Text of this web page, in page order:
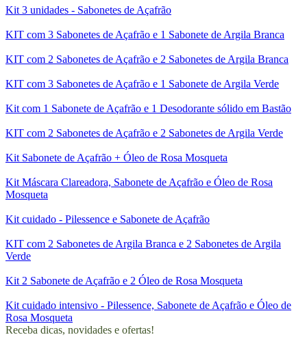
Kit 3 unidades - Sabonetes de Açafrão
KIT com 3 Sabonetes de Açafrão e 1 Sabonete de Argila Branca
KIT com 2 Sabonetes de Açafrão e 2 Sabonetes de Argila Branca
KIT com 3 Sabonetes de Açafrão e 1 Sabonete de Argila Verde
Kit com 1 Sabonete de Açafrão e 1 Desodorante sólido em Bastão
KIT com 2 Sabonetes de Açafrão e 2 Sabonetes de Argila Verde
Kit Sabonete de Açafrão + Óleo de Rosa Mosqueta
Kit Máscara Clareadora, Sabonete de Açafrão e Óleo de Rosa
Mosqueta
Kit cuidado - Pilessence e Sabonete de Açafrão
KIT com 2 Sabonetes de Argila Branca e 2 Sabonetes de Argila
Verde
Kit 2 Sabonete de Açafrão e 2 Óleo de Rosa Mosqueta
Kit cuidado intensivo - Pilessence, Sabonete de Açafrão e Óleo de
Rosa Mosqueta
Receba dicas, novidades e ofertas!